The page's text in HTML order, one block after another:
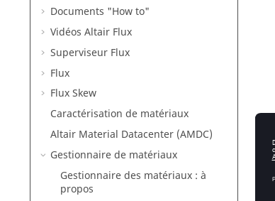
Documents "How to"
Vidéos Altair Flux
Superviseur Flux
Flux
Flux Skew
Caractérisation de matériaux
Altair Material Datacenter (AMDC)
Gestionnaire de matériaux
Gestionnaire des matériaux : à
propos